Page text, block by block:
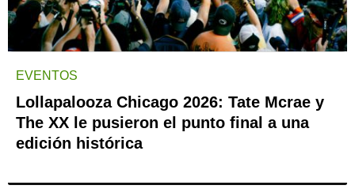
EVENTOS
Lollapalooza Chicago 2026: Tate Mcrae y
The XX le pusieron el punto final a una
edición histórica